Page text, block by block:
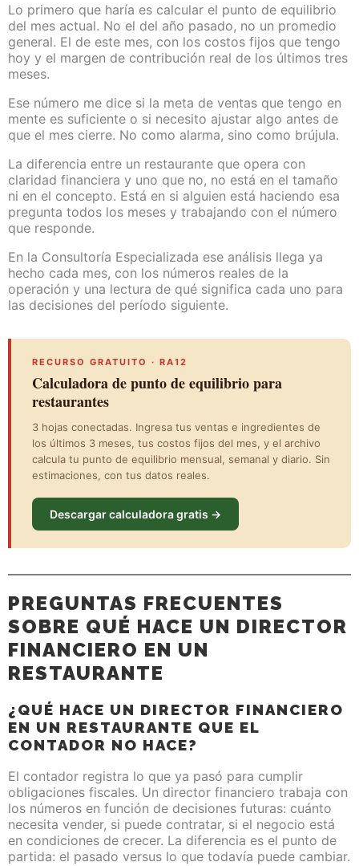
Lo primero que haría es calcular el punto de equilibrio
del mes actual. No el del año pasado, no un promedio
general. El de este mes, con los costos fijos que tengo
hoy y el margen de contribución real de los últimos tres
meses.
Ese número me dice si la meta de ventas que tengo en
mente es suficiente o si necesito ajustar algo antes de
que el mes cierre. No como alarma, sino como brújula.
La diferencia entre un restaurante que opera con
claridad financiera y uno que no, no está en el tamaño
ni en el concepto. Está en si alguien está haciendo esa
pregunta todos los meses y trabajando con el número
que responde.
En la Consultoría Especializada ese análisis llega ya
hecho cada mes, con los números reales de la
operación y una lectura de qué significa cada uno para
las decisiones del período siguiente.
RECURSO GRATUITO · RA12
Calculadora de punto de equilibrio para
restaurantes
3 hojas conectadas. Ingresa tus ventas e ingredientes de
los últimos 3 meses, tus costos fijos del mes, y el archivo
calcula tu punto de equilibrio mensual, semanal y diario. Sin
estimaciones, con tus datos reales.
Descargar calculadora gratis →
PREGUNTAS FRECUENTES
SOBRE QUÉ HACE UN DIRECTOR
FINANCIERO EN UN
RESTAURANTE
¿QUÉ HACE UN DIRECTOR FINANCIERO
EN UN RESTAURANTE QUE EL
CONTADOR NO HACE?
El contador registra lo que ya pasó para cumplir
obligaciones fiscales. Un director financiero trabaja con
los números en función de decisiones futuras: cuánto
necesita vender, si puede contratar, si el negocio está
en condiciones de crecer. La diferencia es el punto de
partida: el pasado versus lo que todavía puede cambiar.